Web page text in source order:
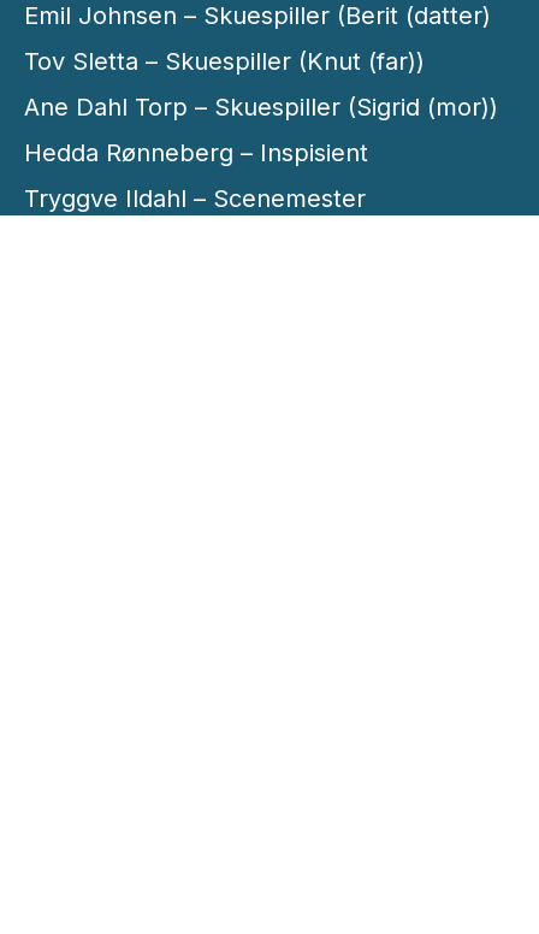
Emil Johnsen – Skuespiller (Berit (datter)
Tov Sletta – Skuespiller (Knut (far))
Ane Dahl Torp – Skuespiller (Sigrid (mor))
Hedda Rønneberg – Inspisient
Tryggve Ildahl – Scenemester